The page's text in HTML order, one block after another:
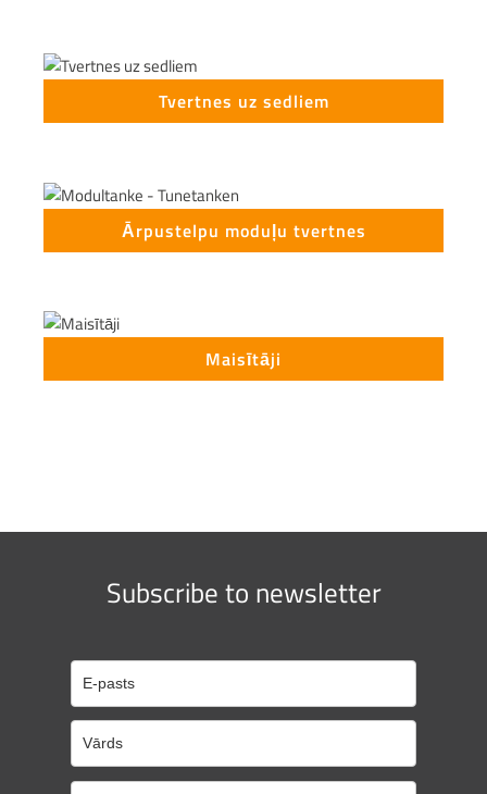
Tvertnes uz sedliem
Ārpustelpu moduļu tvertnes
Maisītāji
Subscribe to newsletter